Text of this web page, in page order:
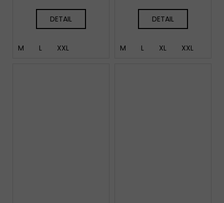
DETAIL
M L XXL
DETAIL
M L XL XXL